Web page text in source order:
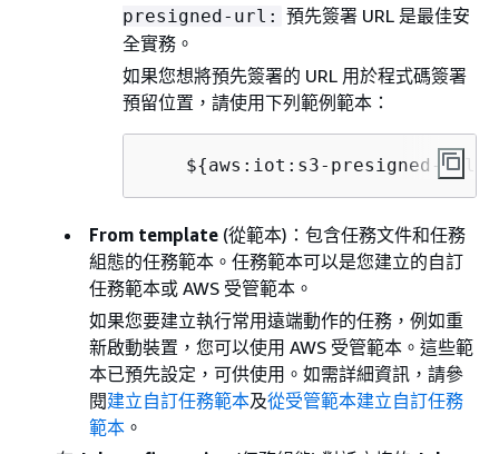
presigned-url: 預先簽署 URL 是最佳安
全實務。
如果您想將預先簽署的 URL 用於程式碼簽署
預留位置，請使用下列範例範本：
    $
{aws:iot:s3-presigned-url:$
From template (從範本)：包含任務文件和任務
組態的任務範本。任務範本可以是您建立的自訂
任務範本或 AWS 受管範本。
如果您要建立執行常用遠端動作的任務，例如重
新啟動裝置，您可以使用 AWS 受管範本。這些範
本已預先設定，可供使用。如需詳細資訊，請參
閱建立自訂任務範本及從受管範本建立自訂任務
範本 。